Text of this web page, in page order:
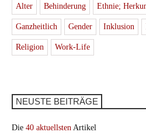
Alter Behinderung Ethnie;
Ganzheitlich Gender Inklusion
Religion Work-Life
NEUSTE BEITRÄGE
Die 40 aktuellsten Artikel